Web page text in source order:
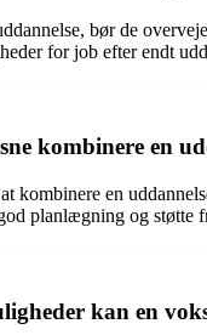
bør de
for job efter endt
kombinere en
kombinere en
planlægning og støtte
kan en